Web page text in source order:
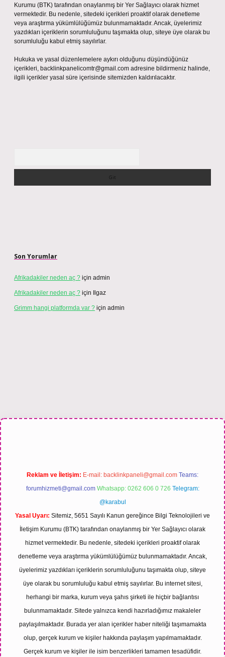
Kurumu (BTK) tarafından onaylanmış bir Yer Sağlayıcı olarak hizmet
vermektedir. Bu nedenle, sitedeki içerikleri proaktif olarak denetleme
veya araştırma yükümlülüğümüz bulunmamaktadır. Ancak, üyelerimiz
yazdıkları içeriklerin sorumluluğunu taşımakta olup, siteye üye olarak bu
sorumluluğu kabul etmiş sayılırlar.
Hukuka ve yasal düzenlemelere aykırı olduğunu düşündüğünüz
içerikleri, backlinkpanelicomtr@gmail.com adresine bildirmeniz halinde,
ilgili içerikler yasal süre içerisinde sitemizden kaldırılacaktır.
Son Yorumlar
Afrikadakiler neden aç ? için admin
Afrikadakiler neden aç ? için Ilgaz
Grimm hangi platformda var ? için admin
Reklam ve İletişim: E-mail: backlinkpaneli@gmail.com Teams:
forumhizmeti@gmail.com Whatsapp: 0262 606 0 726 Telegram:
@karabul
Yasal Uyarı: Sitemiz, 5651 Sayılı Kanun gereğince Bilgi Teknolojileri ve
İletişim Kurumu (BTK) tarafından onaylanmış bir Yer Sağlayıcı olarak
hizmet vermektedir. Bu nedenle, sitedeki içerikleri proaktif olarak
denetleme veya araştırma yükümlülüğümüz bulunmamaktadır. Ancak,
üyelerimiz yazdıkları içeriklerin sorumluluğunu taşımakta olup, siteye
üye olarak bu sorumluluğu kabul etmiş sayılırlar. Bu internet sitesi,
herhangi bir marka, kurum veya şahıs şirketi ile hiçbir bağlantısı
bulunmamaktadır. Sitede yalnızca kendi hazırladığımız makaleler
paylaşılmaktadır. Burada yer alan içerikler haber niteliği taşımamakta
olup, gerçek kurum ve kişiler hakkında paylaşım yapılmamaktadır.
Gerçek kurum ve kişiler ile isim benzerlikleri tamamen tesadüfidir.